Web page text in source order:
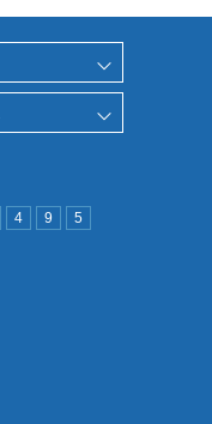
4 9 5